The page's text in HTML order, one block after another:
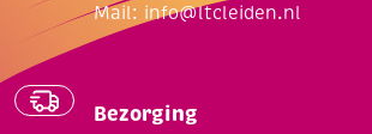
Mail: info@ltcleiden.nl
Bezorging